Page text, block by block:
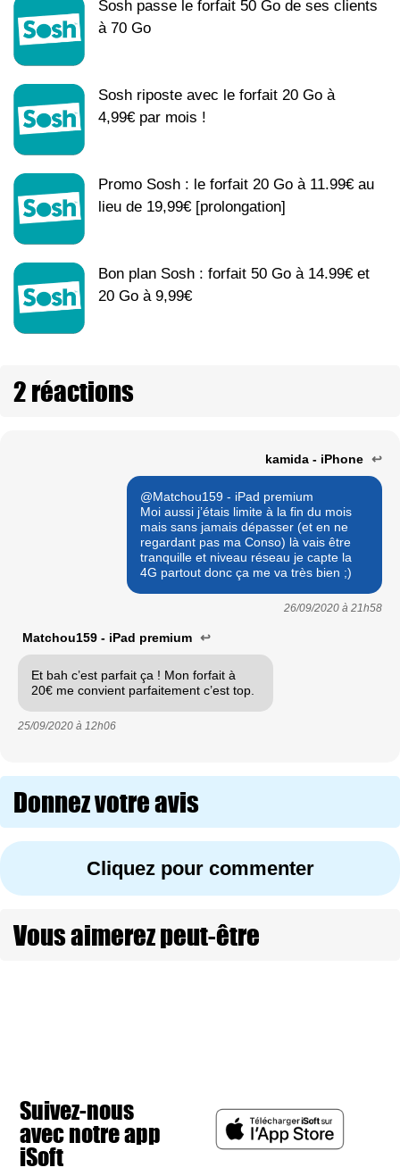
Sosh passe le forfait 50 Go de ses clients
à 70 Go
Sosh riposte avec le forfait 20 Go à
4,99€ par mois !
Promo Sosh : le forfait 20 Go à 11.99€ au
lieu de 19,99€ [prolongation]
Bon plan Sosh : forfait 50 Go à 14.99€ et
20 Go à 9,99€
2 réactions
kamida - iPhone ↩
@Matchou159 - iPad premium
Moi aussi j’étais limite à la fin du mois
mais sans jamais dépasser (et en ne
regardant pas ma Conso) là vais être
tranquille et niveau réseau je capte la
4G partout donc ça me va très bien ;)
26/09/2020 à 21h58
Matchou159 - iPad premium ↩
Et bah c’est parfait ça ! Mon forfait à
20€ me convient parfaitement c’est top.
25/09/2020 à 12h06
Donnez votre avis
Cliquez pour commenter
Vous aimerez peut-être
Suivez-nous
avec notre app
iSoft